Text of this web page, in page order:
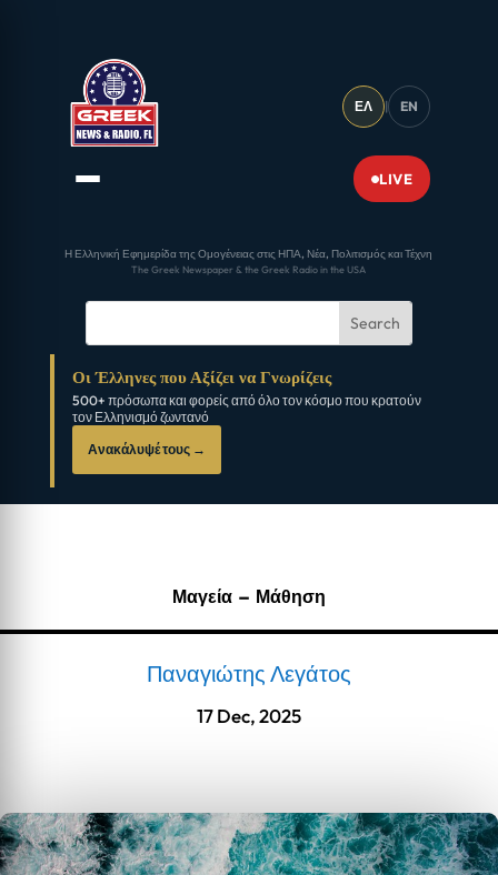
ΕΛ | EN
LIVE
Η Ελληνική Εφημερίδα της Ομογένειας στις ΗΠΑ, Νέα, Πολιτισμός και Τέχνη
The Greek Newspaper & the Greek Radio in the USA
Οι Έλληνες που Αξίζει να Γνωρίζεις
500+ πρόσωπα και φορείς από όλο τον κόσμο που κρατούν
τον Ελληνισμό ζωντανό
Ανακάλυψέ τους →
Μαγεία – Μάθηση
Παναγιώτης Λεγάτος
17 Dec, 2025